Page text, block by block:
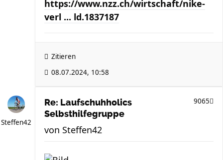
https://www.nzz.ch/wirtschaft/nike-
verl ... ld.1837187
Zitieren
08.07.2024, 10:58
Steffen42
Re: Laufschuhholics
Selbsthilfegruppe
9065
von Steffen42